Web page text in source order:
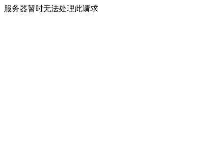
服务器暂时无法处理此请求